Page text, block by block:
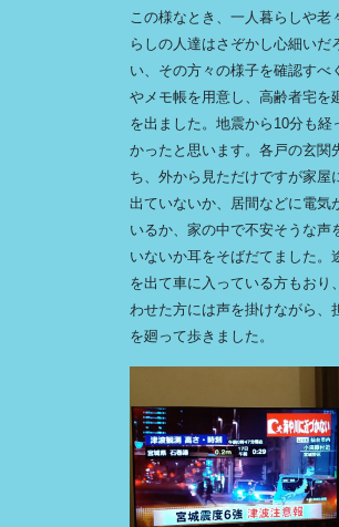
この様なとき、一人暮らしや老
らしの人達はさぞかし心細いだ
い、その方々の様子を確認すべ
やメモ帳を用意し、高齢者宅を
を出ました。地震から10分も経
かったと思います。各戸の玄関
ち、外から見ただけですが家屋
出ていないか、居間などに電気
いるか、家の中で不安そうな声
いないか耳をそばだてました。
を出て車に入っている方もおり
わせた方には声を掛けながら、
を廻って歩きました。